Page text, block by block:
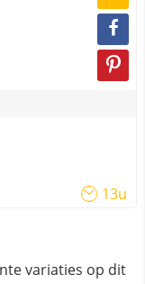
13u
variaties op dit